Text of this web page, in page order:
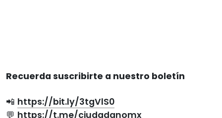
Recuerda suscribirte a nuestro boletín
📲 https://bit.ly/3tgVlS0
💬 https://t.me/ciudadanomx